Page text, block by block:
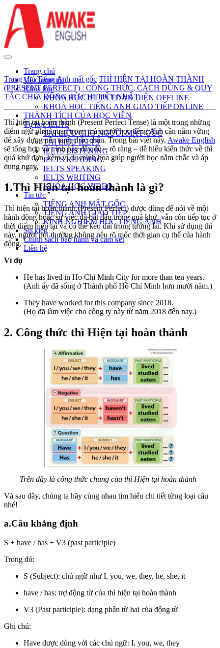
Trang chủ
Về chúng tôi
Khóa học
KHÓA HỌC IELTS TOÀN DIỆN OFFLINE
KHOÁ HỌC TIẾNG ANH GIAO TIẾP ONLINE
THÀNH TÍCH CỦA HỌC VIÊN
Tự học IELTS
TÀI LIỆU CHO NGƯỜI MẤT GỐC
TÀI LIỆU IELTS
IELTS LISTENING
IELTS READING
IELTS SPEAKING
IELTS WRITING
KHÓA HỌC VIDEO
Tin tức
TIẾNG ANH MẤT GỐC
TIẾNG ANH GIAO TIẾP
KINH NGHIỆM HỌC TIẾNG ANH
Sự kiện
Chính sách bảo hành và cam kết
Liên hệ
Trang chủ Tiếng Anh mất gốc THÌ HIỆN TẠI HOÀN THÀNH
(PRESENT PERFECT) : CÔNG THỨC, CÁCH DÙNG & QUY
TẮC CHIA ĐỘNG TỪ CHI TIẾT NHẤT
Thì hiện tại hoàn thành (Present Perfect Tense) là một trong những
điểm ngữ pháp quan trọng mà người học tiếng Anh cần nắm vững
để xây dựng nền tảng chắc chắn. Trong bài viết này, Awake English
sẽ tổng hợp và trình bày đầy đủ – rõ ràng – dễ hiểu kiến thức về thì
quá khứ đơn, kèm ví dụ minh họa giúp người học nắm chắc và áp
dụng ngay.
1.Thì Hiện tại hoàn thành là gì?
Thì hiện tại hoàn thành (Present Perfect) được dùng để nói về một
hành động hoặc sự việc đã bắt đầu trong quá khứ, vẫn còn tiếp tục ở
thời điểm hiện tại và có thể kéo dài trong tương lai. Khi sử dụng thì
này, người nói thường không nêu rõ mốc thời gian cụ thể của hành
động.
Ví dụ
He has lived in Ho Chi Minh City for more than ten years.
(Anh ấy đã sống ở Thành phố Hồ Chí Minh hơn mười năm.)
They have worked for this company since 2018.
(Họ đã làm việc cho công ty này từ năm 2018 đến nay.)
2. Công thức thì Hiện tại hoàn thành
Trên đây là công thức chung của thì Hiện tại hoàn thành
Và sau đây, chúng ta hãy cùng nhau tìm hiểu chi tiết từng loại câu
nhé!
a.Câu khẳng định
S + have / has + V3 (past participle)
Trong đó:
S (Subject): chủ ngữ như I, you, we, they, he, she, it
have / has: trợ động từ của thì hiện tại hoàn thành
V3 (Past participle): dạng phân từ hai của động từ
Ghi chú:
Have được dùng với các chủ ngữ: I, you, we, they